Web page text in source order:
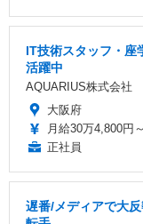
IT技術スタッフ・座
活躍中
AQUARIUS株式会社
大阪府
月給30万4,800円
正社員
遅番/メディアで大